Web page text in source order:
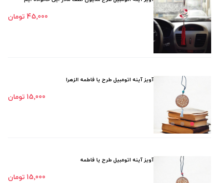
45٬000 تومان
آویز آینه اتومبیل طرح یا فاطمه الزهرا
15٬000 تومان
آویز آینه اتومبیل طرح یا فاطمه
15٬000 تومان